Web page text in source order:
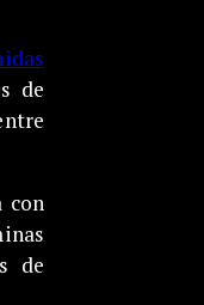
de
con
de